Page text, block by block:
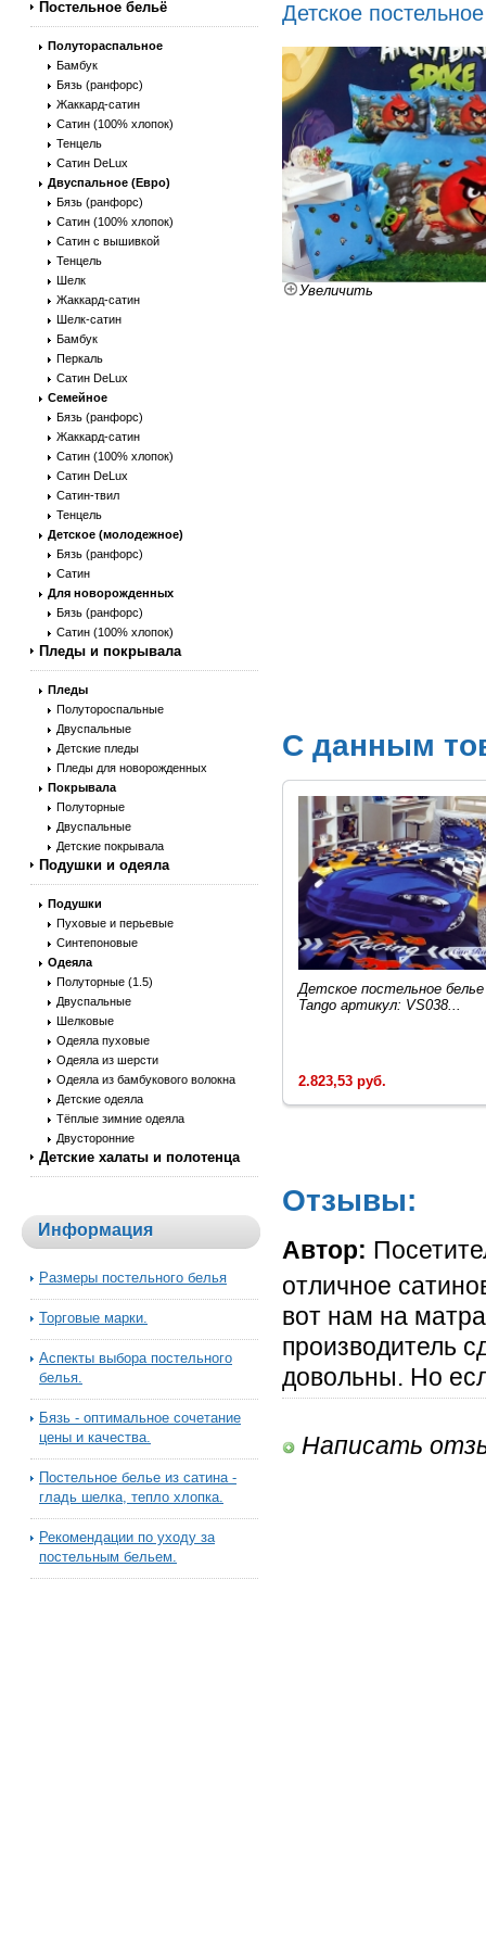
Постельное бельё
Полутораспальное
Бамбук
Бязь (ранфорс)
Жаккард-сатин
Сатин (100% хлопок)
Тенцель
Сатин DeLux
Двуспальное (Евро)
Бязь (ранфорс)
Сатин (100% хлопок)
Сатин с вышивкой
Тенцель
Шелк
Жаккард-сатин
Шелк-сатин
Бамбук
Перкаль
Сатин DeLux
Семейное
Бязь (ранфорс)
Жаккард-сатин
Сатин (100% хлопок)
Сатин DeLux
Сатин-твил
Тенцель
Детское (молодежное)
Бязь (ранфорс)
Сатин
Для новорожденных
Бязь (ранфорс)
Сатин (100% хлопок)
Пледы и покрывала
Пледы
Полутороспальные
Двуспальные
Детские пледы
Пледы для новорожденных
Покрывала
Полуторные
Двуспальные
Детские покрывала
Подушки и одеяла
Подушки
Пуховые и перьевые
Синтепоновые
Одеяла
Полуторные (1.5)
Двуспальные
Шелковые
Одеяла пуховые
Одеяла из шерсти
Одеяла из бамбукового волокна
Детские одеяла
Тёплые зимние одеяла
Двусторонние
Детские халаты и полотенца
Информация
Размеры постельного белья
Торговые марки.
Аспекты выбора постельного
белья.
Бязь - оптимальное сочетание
цены и качества.
Постельное белье из сатина -
гладь шелка, тепло хлопка.
Рекомендации по уходу за
постельным бельем.
Детское
Увеличить
С данным
Детское постельное белье
Tango артикул: VS038...
2.823,53 руб.
Отзывы:
Автор:
отличное
вот нам на
производитель
довольны. Но
Написать